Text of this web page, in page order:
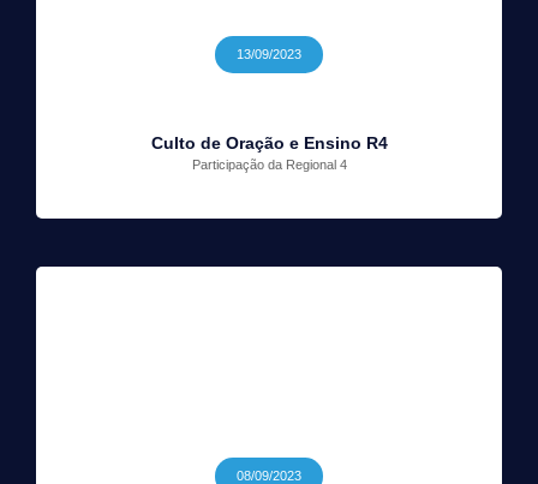
13/09/2023
Culto de Oração e Ensino R4
Participação da Regional 4
08/09/2023